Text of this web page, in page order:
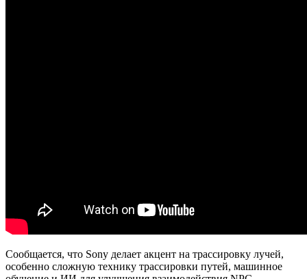
Сообщается, что Sony делает акцент на трассировку лучей,
особенно сложную технику трассировки путей, машинное